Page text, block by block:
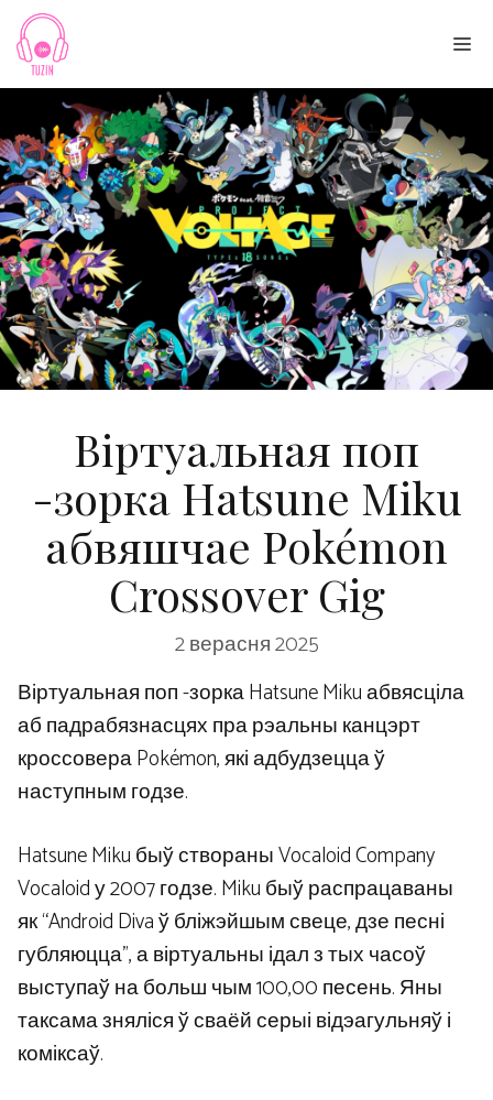
Skip
content
Віртуальная поп
-зорка Hatsune Miku
абвяшчае Pokémon
Crossover Gig
2 верасня 2025
Віртуальная поп -зорка Hatsune Miku абвясціла
аб падрабязнасцях пра рэальны канцэрт
кроссовера Pokémon, які адбудзецца ў
наступным годзе.
Hatsune Miku быў створаны Vocaloid Company
Vocaloid у 2007 годзе. Miku быў распрацаваны
як “Android Diva ў бліжэйшым свеце, дзе песні
губляюцца”, а віртуальны ідал з тых часоў
выступаў на больш чым 100,00 песень. Яны
таксама зняліся ў сваёй серыі відэагульняў і
коміксаў.